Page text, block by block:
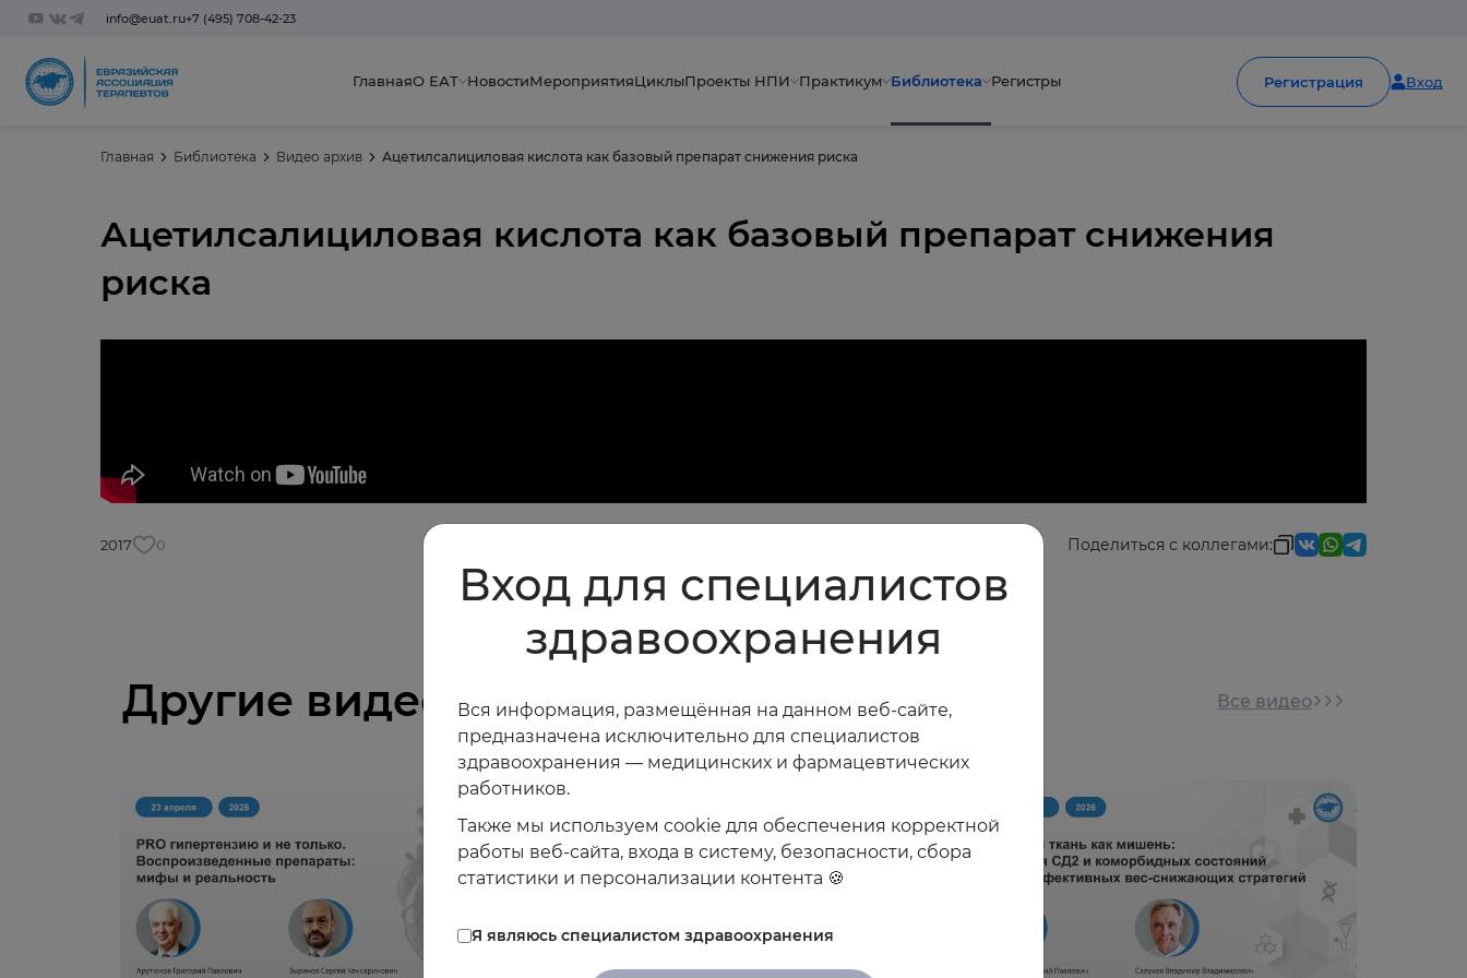
info@euat.ru+7 (495) 708-42-23
ГлавнаяО ЕАТ НовостиМероприятияЦиклыПроекты НПИ Практикум Библиотека Регистры Регистрация Вход
Главная Библиотека Видео архив Ацетилсалициловая кислота как базовый препарат снижения риска
Ацетилсалициловая кислота как базовый препарат снижения
риска
2017 0 Поделиться с коллегами:
Другие видео Все видео
Вход для специалистов
здравоохранения
Вся информация, размещённая на данном веб-сайте,
предназначена исключительно для специалистов
здравоохранения — медицинских и фармацевтических
работников.
Также мы используем cookie для обеспечения корректной
работы веб-сайта, входа в систему, безопасности, сбора
статистики и персонализации контента 🍪
Я являюсь специалистом здравоохранения